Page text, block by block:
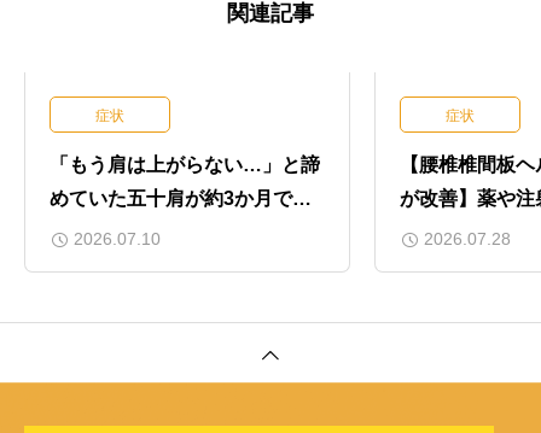
関連記事
症状
「もう肩は上がらない…」と諦
めていた五十肩が約3か月で改
善した50代女性の症例
2026.07.10
症状
【腰椎椎間板
が改善】薬や
60代建築業男
2026.07.28